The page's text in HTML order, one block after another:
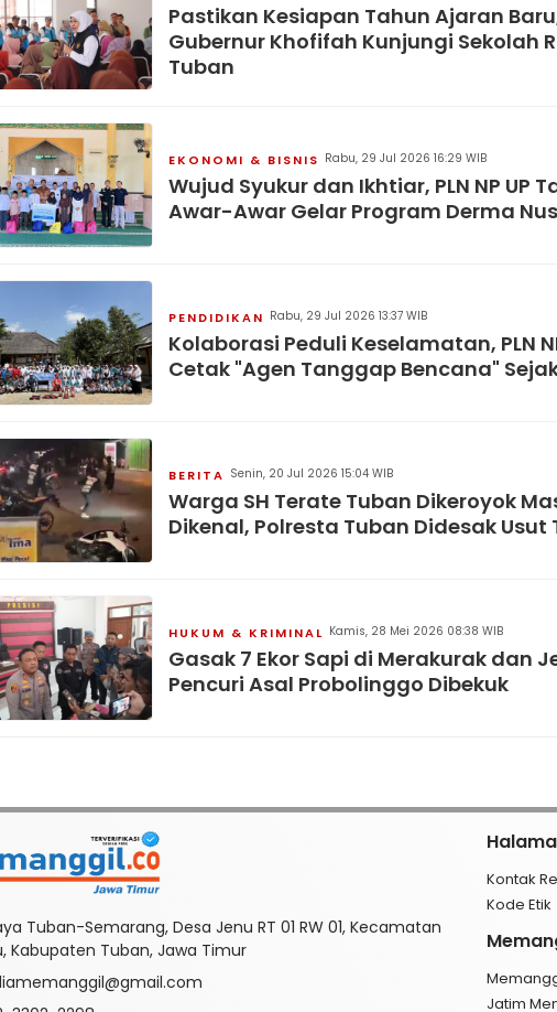
Pastikan Kesiapan Tahun Ajaran
Gubernur Khofifah Kunjungi Sekolah
Tuban
EKONOMI & BISNIS Rabu, 29 Jul 2026 16:29 WIB
Wujud Syukur dan Ikhtiar, PLN NP UP
Awar-Awar Gelar Program Derma
PENDIDIKAN Rabu, 29 Jul 2026 13:37 WIB
Kolaborasi Peduli Keselamatan, PLN
Cetak "Agen Tanggap Bencana"
BERITA Senin, 20 Jul 2026 15:04 WIB
Warga SH Terate Tuban Dikeroyok
Dikenal, Polresta Tuban Didesak Usut
HUKUM & KRIMINAL Kamis, 28 Mei 2026 08:38 WIB
Gasak 7 Ekor Sapi di Merakurak dan
Pencuri Asal Probolinggo Dibekuk
Tuban-Semarang, Desa Jenu RT 01 RW 01, Kecamatan
Kabupaten Tuban, Jawa Timur
Kontak
Kode Etik
Jatim